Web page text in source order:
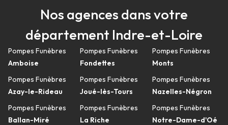
Nos agences dans votre
département Indre-et-Loire
Pompes Funèbres
Amboise
Pompes Funèbres
Azay-le-Rideau
Pompes Funèbres
Ballan-Miré
Pompes Funèbres
Fondettes
Pompes Funèbres
Joué-lès-Tours
Pompes Funèbres
La Riche
Pompes Funèbres
Monts
Pompes Funèbres
Nazelles-Négron
Pompes Funèbres
Notre-Dame-d'Oé